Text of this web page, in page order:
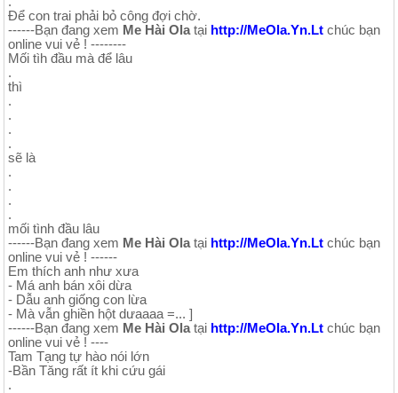
Để con trai phải bỏ công đợi chờ.
------Bạn đang xem Me Hài Ola tại http://MeOla.Yn.Lt chúc bạn
online vui vẻ ! --------
Mối tìh đầu mà để lâu
.
thì
.
.
.
.
sẽ là
.
.
.
.
mối tình đầu lâu
------Bạn đang xem Me Hài Ola tại http://MeOla.Yn.Lt chúc bạn
online vui vẻ ! ------
Em thích anh như xưa
- Má anh bán xôi dừa
- Dẫu anh giống con lừa
- Mà vẫn ghiền hột dưaaaa =... ]
------Bạn đang xem Me Hài Ola tại http://MeOla.Yn.Lt chúc bạn
online vui vẻ ! ----
Tam Tạng tự hào nói lớn
-Bần Tăng rất ít khi cứu gái
.